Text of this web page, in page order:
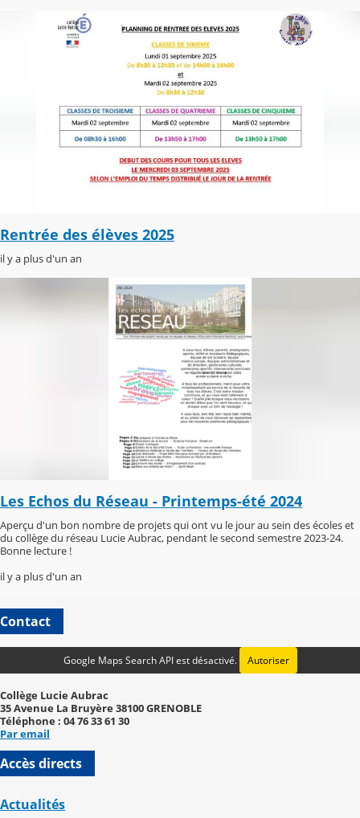
Rentrée des élèves 2025
il y a plus d'un an
Les Echos du Réseau - Printemps-été 2024
Aperçu d'un bon nombre de projets qui ont vu le jour au sein des écoles et
du collège du réseau Lucie Aubrac, pendant le second semestre 2023-24.
Bonne lecture !
il y a plus d'un an
Contact
Google Maps Search API est désactivé. Autoriser
Collège Lucie Aubrac
35 Avenue La Bruyère 38100 GRENOBLE
Téléphone : 04 76 33 61 30
Par email
Accès directs
Actualités